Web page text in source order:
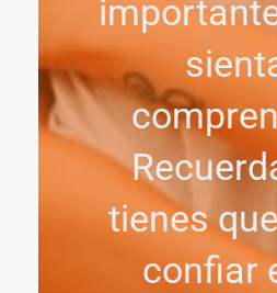
tienes
confiar